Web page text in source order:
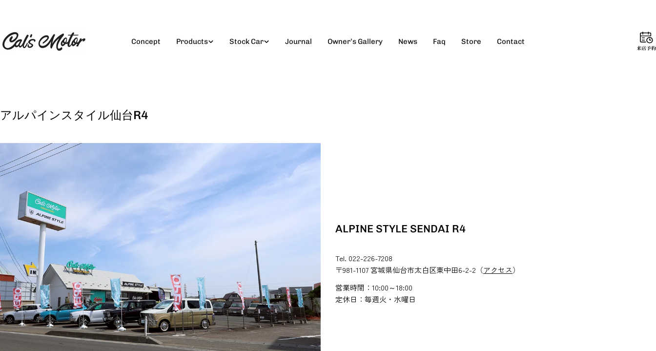
ン
ツ
プ
Concept Products Stock Car Journal Owner’s Gallery News Faq Store Contact
来
アルパインスタイル仙台R4
ALPINE STYLE SENDAI R4
Tel. 022-226-7208
〒981-1107 宮城県仙台市太白区東中田6-2-2（アクセス）
営業時間：10:00～18:00
定休日：毎週火・水曜日